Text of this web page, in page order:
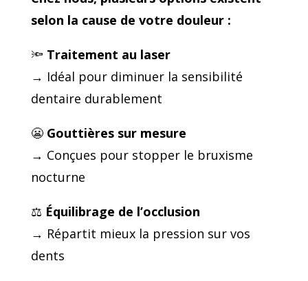
selon la cause de votre douleur :
🔦 Traitement au laser
→ Idéal pour diminuer la sensibilité
dentaire durablement
😬 Gouttières sur mesure
→ Conçues pour stopper le bruxisme
nocturne
⚖️ Équilibrage de l’occlusion
→ Répartit mieux la pression sur vos
dents